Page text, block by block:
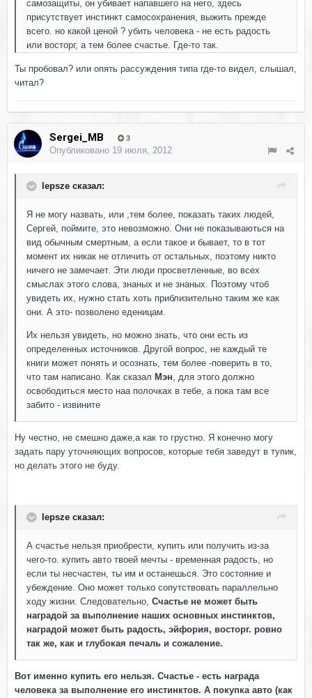
самозащиты, он убивает напавшего на него, здесь
присутствует инстинкт самосохранения, выжить прежде
всего. но какой ценой ? убить человека - не есть радость
или восторг, а тем более счастье. Где-то так.
Ты пробовал? или опять рассуждения типа где-то видел, слышал,
читал?
Sergei_MB 3
Опубликовано 19 июля, 2012
lepsze сказал:
Я не могу назвать, или ,тем более, показать таких людей,
Сергей, поймите, это невозможно. Они не показываються на
вид обычным смертным, а если такое и бывает, то в тот
момент их никак не отличить от остальных, поэтому никто
ничего не замечает. Эти люди просветленные, во всех
смыслах этого слова, знаных и не знаных. Поэтому чтоб
увидеть их, нужно стать хоть приблизительно таким же как
они. А это- позволено еденицам.
Их нельзя увидеть, но можно знать, что они есть из
определенных источников. Другой вопрос, не каждый те
книги может понять и осознать, тем более -поверить в то,
что там написано. Как сказал Мэн, для этого должно
освободиться место наа полочках в тебе, а пока там все
забито - извините
Ну честно, не смешно даже,а как то грустно. Я конечно могу
задать пару уточняющих вопросов, которые тебя заведут в тупик,
но делать этого не буду.
lepsze сказал:
А счастье нельзя приобрести, купить или получить из-за
чего-то. купить авто твоей мечты - временная радость, но
если ты несчастен, ты им и останешься. Это состояние и
убеждение. Оно может только сопутствовать параллельно
ходу жизни. Следовательно, Счастье не может быть
наградой за выполнение наших основных инстинктов,
наградой может быть радость, эйфория, восторг. ровно
так же, как и глубокая печаль и сожаление.
Вот именно купить его нельзя. Счастье - есть награда
человека за выполнение его инстинктов. А покупка авто (как